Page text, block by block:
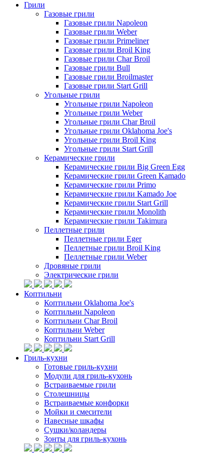
Грили
Газовые грили
Газовые грили Napoleon
Газовые грили Weber
Газовые грили Primeliner
Газовые грили Broil King
Газовые грили Char Broil
Газовые грили Bull
Газовые грили Broilmaster
Газовые грили Start Grill
Угольные грили
Угольные грили Napoleon
Угольные грили Weber
Угольные грили Char Broil
Угольные грили Oklahoma Joe's
Угольные грили Broil King
Угольные грили Start Grill
Керамические грили
Керамические грили Big Green Egg
Керамические грили Green Kamado
Керамические грили Primo
Керамические грили Kamado Joe
Керамические грили Start Grill
Керамические грили Monolith
Керамические грили Takimura
Пеллетные грили
Пеллетные грили Eger
Пеллетные грили Broil King
Пеллетные грили Weber
Дровяные грили
Электрические грили
Коптильни
Коптильни Oklahoma Joe's
Коптильни Napoleon
Коптильни Char Broil
Коптильни Weber
Коптильни Start Grill
Гриль-кухни
Готовые гриль-кухни
Модули для гриль-кухонь
Встраиваемые грили
Столешницы
Встраиваемые конфорки
Мойки и смесители
Навесные шкафы
Сушки/коландеры
Зонты для гриль-кухонь